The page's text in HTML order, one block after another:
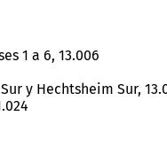
1 a 6, 13.006
y Hechtsheim Sur,